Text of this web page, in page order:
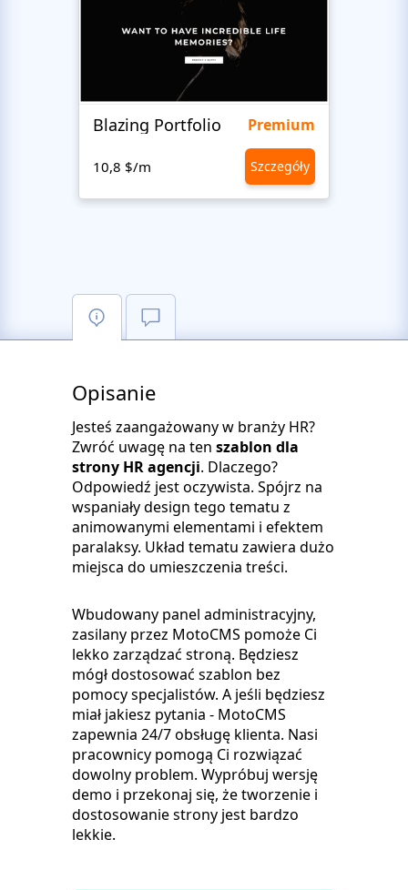
Blazing Portfolio Premium
10,8 $/m Szczegóły
Opisanie
Jesteś zaangażowany w branży HR?
Zwróć uwagę na ten szablon dla
strony HR agencji. Dlaczego?
Odpowiedź jest oczywista. Spójrz na
wspaniały design tego tematu z
animowanymi elementami i efektem
paralaksy. Układ tematu zawiera dużo
miejsca do umieszczenia treści.
Wbudowany panel administracyjny,
zasilany przez MotoCMS pomoże Ci
lekko zarządzać stroną. Będziesz
mógł dostosować szablon bez
pomocy specjalistów. A jeśli będziesz
miał jakiesz pytania - MotoCMS
zapewnia 24/7 obsługę klienta. Nasi
pracownicy pomogą Ci rozwiązać
dowolny problem. Wypróbuj wersję
demo i przekonaj się, że tworzenie i
dostosowanie strony jest bardzo
lekkie.